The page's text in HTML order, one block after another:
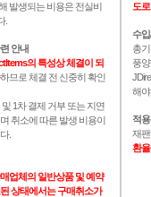
발생되는 비용은 전실비
.
안내
의 특성상 체결이 되
하므로 체결 전 신중히 확인
1차 결제 거부 또는 지연
취소에 따른 발생 비용이
.
업체의 일반상품 및 예약
상태에서는 구매취소가
도
수
총
풍
해야
적
재
환